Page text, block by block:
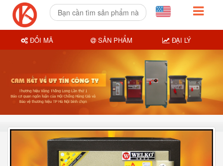
ĐỔI MÃ SẢN PHẨM ĐẠI LÝ